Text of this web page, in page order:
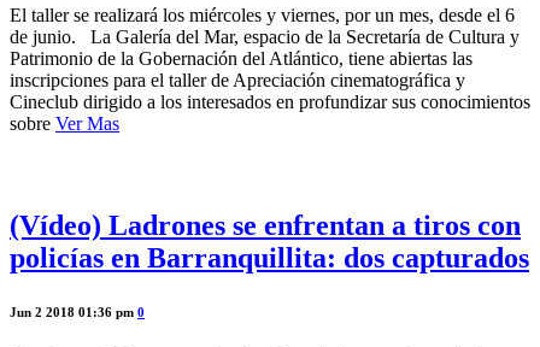
El taller se realizará los miércoles y viernes, por un mes, desde el 6
de junio. La Galería del Mar, espacio de la Secretaría de Cultura y
Patrimonio de la Gobernación del Atlántico, tiene abiertas las
inscripciones para el taller de Apreciación cinematográfica y
Cineclub dirigido a los interesados en profundizar sus conocimientos
sobre Ver Mas
(Vídeo) Ladrones se enfrentan a tiros con
policías en Barranquillita: dos capturados
Jun 2 2018 01:36 pm 0